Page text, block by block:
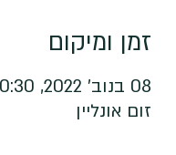
זמן ומיקום
08 בנוב׳ 2022, 20:30 – 22:00
זום אונליין